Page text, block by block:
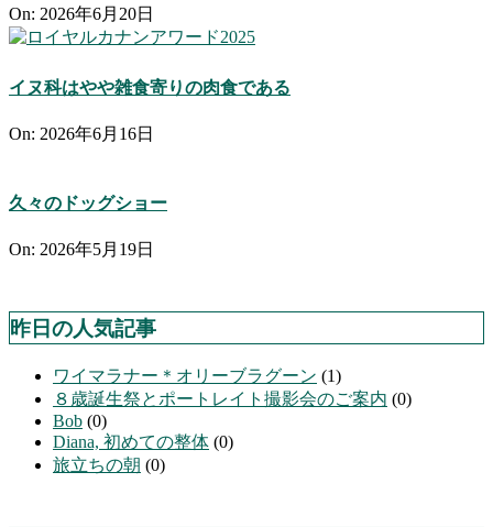
On: 2026年6月20日
イヌ科はやや雑食寄りの肉食である
On: 2026年6月16日
久々のドッグショー
On: 2026年5月19日
昨日の人気記事
ワイマラナー＊オリーブラグーン (1)
８歳誕生祭とポートレイト撮影会のご案内 (0)
Bob (0)
Diana, 初めての整体 (0)
旅立ちの朝 (0)